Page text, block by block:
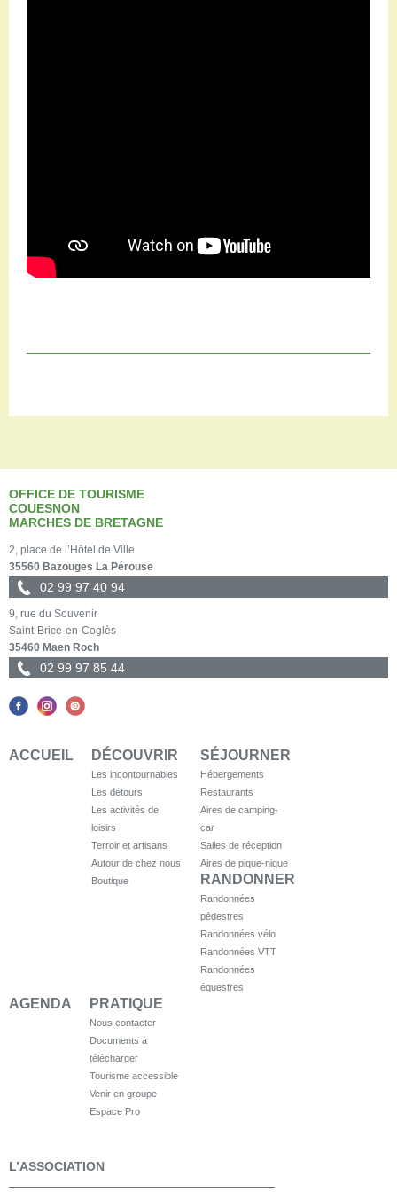
OFFICE DE TOURISME
COUESNON
MARCHES DE BRETAGNE
2, place de l’Hôtel de Ville
35560 Bazouges La Pérouse
02 99 97 40 94
9, rue du Souvenir
Saint-Brice-en-Coglès
35460 Maen Roch
02 99 97 85 44
ACCUEIL DÉCOUVRIR
Les incontournables
Les détours
Les activités de
loisirs
Terroir et artisans
Autour de chez nous
Boutique
SÉJOURNER
Hébergements
Restaurants
Aires de camping-
car
Salles de réception
Aires de pique-nique
RANDONNER
Randonnées
pédestres
Randonnées vélo
Randonnées VTT
Randonnées
équestres
AGENDA PRATIQUE
Nous contacter
Documents à
télécharger
Tourisme accessible
Venir en groupe
Espace Pro
L’ASSOCIATION